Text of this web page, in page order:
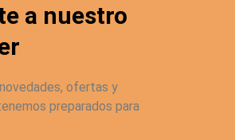
a nuestro
ofertas y
preparados para